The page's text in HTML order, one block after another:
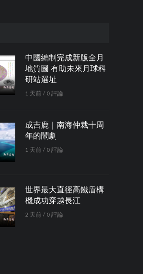
中國編制完成新版全月
地質圖 有助未來月球科
研站選址
1 天前 / 0 評論
成吉鹿｜南海仲裁十周
年的鬧劇
1 天前 / 0 評論
世界最大直徑高鐵盾構
機成功穿越長江
2 天前 / 0 評論